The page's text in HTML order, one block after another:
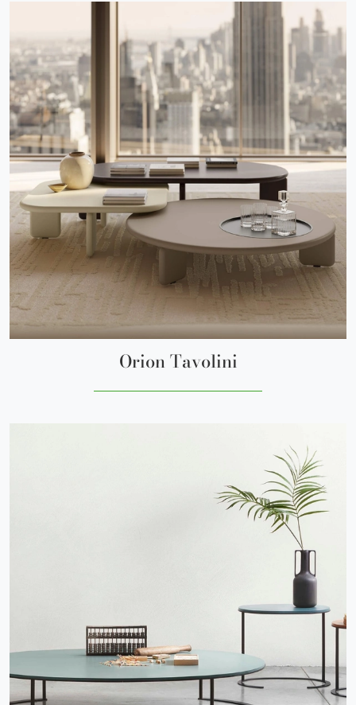
Orion Tavolini